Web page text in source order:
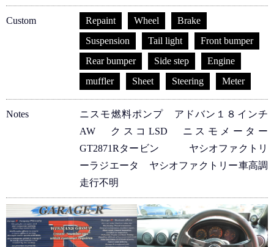
Custom Repaint Wheel
Brake
Suspension
Tail light
Front bumper
Rear bumper
Side step
Engine
muffler
Sheet Steering Meter
Notes
ニスモ燃料ポンプ アドバン１８インチ
AW クスコLSD ニスモメーター
GT2871Rタービン ヤシオファクトリ
ーラジエータ ヤシオファクトリー車高調
走行不明